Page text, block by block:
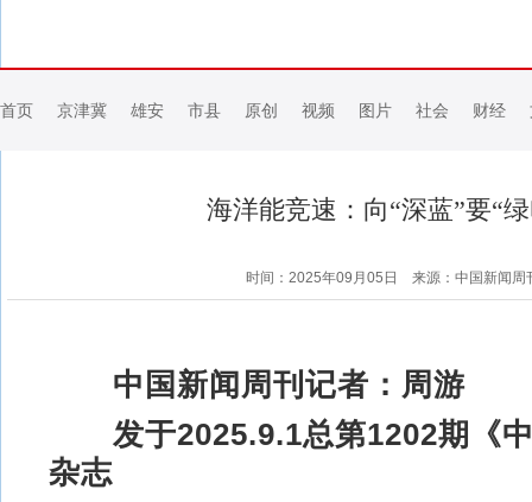
首页 京津冀 雄安 市县 原创 视频 图片 社会 财经
海洋能竞速：向“深蓝”要“
时间：2025年09月05日 来源：中国新闻周
中国新闻周刊记者：周游
发于2025.9.1总第1202期《
杂志